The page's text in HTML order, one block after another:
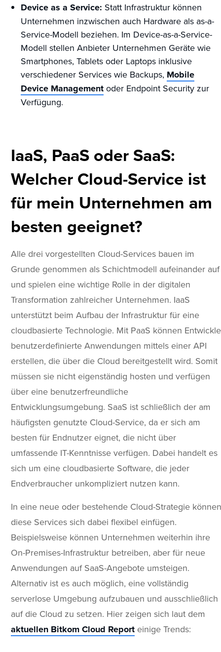
Device as a Service: Statt Infrastruktur können
Unternehmen inzwischen auch Hardware als as-a-
Service-Modell beziehen. Im Device-as-a-Service-
Modell stellen Anbieter Unternehmen Geräte wie
Smartphones, Tablets oder Laptops inklusive
verschiedener Services wie Backups, Mobile
Device Managementoder Endpoint Security zur
Verfügung.
IaaS, PaaS oder SaaS:
Welcher Cloud-Service ist
für mein Unternehmen am
besten geeignet?
Alle drei vorgestellten Cloud-Services bauen im
Grunde genommen als Schichtmodell aufeinander auf
und spielen eine wichtige Rolle in der digitalen
Transformation zahlreicher Unternehmen. IaaS
unterstützt beim Aufbau der Infrastruktur für eine
cloudbasierte Technologie. Mit PaaS können
benutzerdefinierte Anwendungen mittels einer API
erstellen, die über die Cloud bereitgestellt wird. Somit
müssen sie nicht eigenständig hosten und verfügen
über eine benutzerfreundliche
Entwicklungsumgebung. SaaS ist schließlich der am
häufigsten genutzte Cloud-Service, da er sich am
besten für Endnutzer eignet, die nicht über
umfassende IT-Kenntnisse verfügen. Dabei handelt es
sich um eine cloudbasierte Software, die jeder
Endverbraucher unkompliziert nutzen kann.
In eine neue oder bestehende Cloud-Strategie
diese Services sich dabei flexibel einfügen.
Beispielsweise können Unternehmen weiterhin ihre
On-Premises-Infrastruktur betreiben, aber für neue
Anwendungen auf SaaS-Angebote umsteigen.
Alternativ ist es auch möglich, eine vollständig
serverlose Umgebung aufzubauen und ausschließlich
auf die Cloud zu setzen. Hier zeigen sich laut dem
aktuellen Bitkom Cloud Report einige Trends: